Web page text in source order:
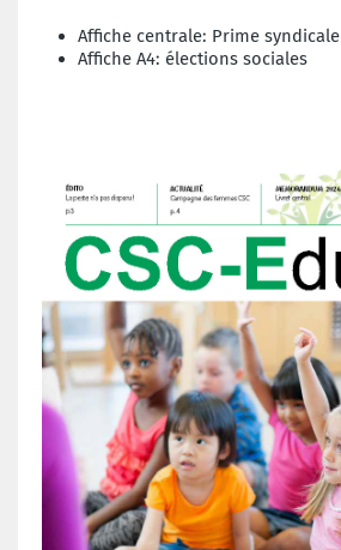
Affiche centrale: Prime syndicale
Affiche A4: élections sociales